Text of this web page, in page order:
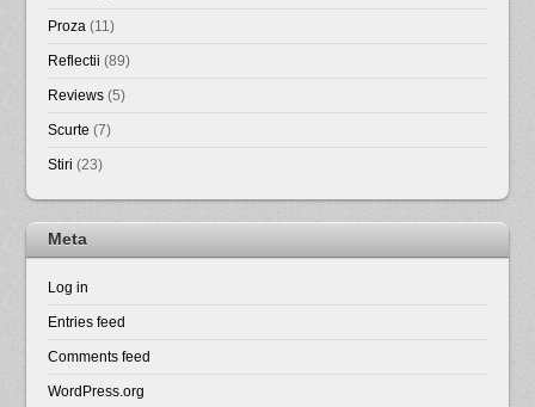
Proza (11)
Reflectii (89)
Reviews (5)
Scurte (7)
Stiri (23)
Meta
Log in
Entries feed
Comments feed
WordPress.org